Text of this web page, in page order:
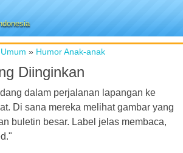
» Humor Anak-anak
Diinginkan
dalam perjalanan lapangan ke
Di sana mereka melihat gambar yang
buletin besar. Label jelas membaca,